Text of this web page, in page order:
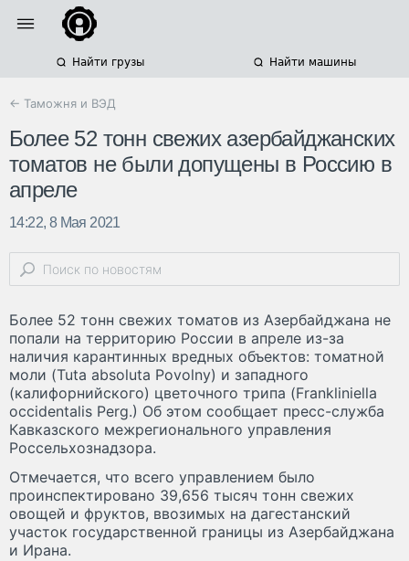
Найти грузы Найти машины
← Таможня и ВЭД
Более 52 тонн свежих азербайджанских
томатов не были допущены в Россию в
апреле
14:22, 8 Мая 2021
Более 52 тонн свежих томатов из Азербайджана не
попали на территорию России в апреле из-за
наличия карантинных вредных объектов: томатной
моли (Tuta absoluta Povolny) и западного
(калифорнийского) цветочного трипа (Frankliniella
occidentalis Perg.) Об этом сообщает пресс-служба
Кавказского межрегионального управления
Россельхознадзора.
Отмечается, что всего управлением было
проинспектировано 39,656 тысяч тонн свежих
овощей и фруктов, ввозимых на дагестанский
участок государственной границы из Азербайджана
и Ирана.